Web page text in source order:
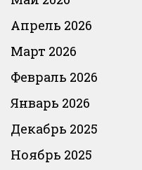
Апрель 2026
Март 2026
Февраль 2026
Январь 2026
Декабрь 2025
Ноябрь 2025